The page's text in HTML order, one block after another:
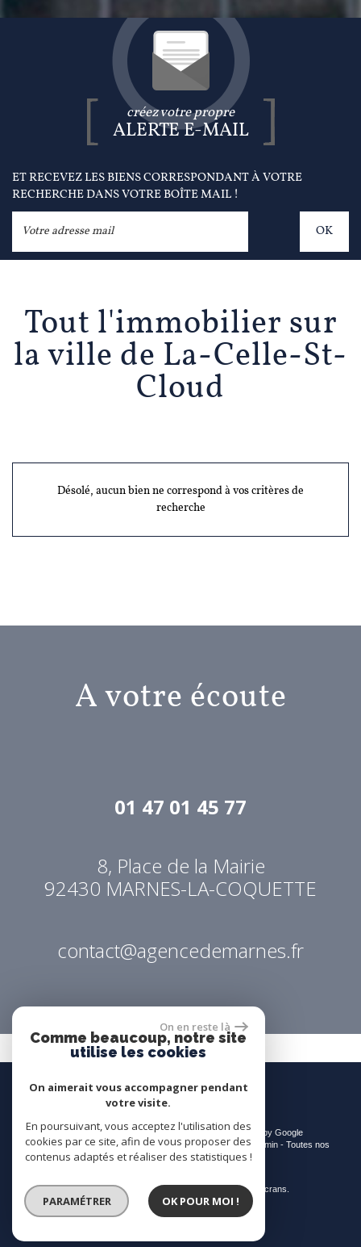
créez votre propre
ALERTE E-MAIL
ET RECEVEZ LES BIENS CORRESPONDANT À VOTRE
RECHERCHE DANS VOTRE BOÎTE MAIL !
OK
Tout l'immobilier sur
la ville de La-Celle-St-
Cloud
Désolé, aucun bien ne correspond à vos critères de
recherche
A votre écoute
01 47 01 45 77
8, Place de la Mairie
92430 MARNES-LA-COQUETTE
contact@agencedemarnes.fr
© 2026 | Tous droits réservés | Traduction powered by Google
Plan du site- Mentions légales- Nos honoraires-Liens- Admin - Toutes nos
annonces-Politique RGPD
un seul site adaptable à tous les types d'écrans.
On en reste là
Comme beaucoup, notre site
utilise les cookies
On aimerait vous accompagner pendant
votre visite.
En poursuivant, vous acceptez l'utilisation des
cookies par ce site, afin de vous proposer des
contenus adaptés et réaliser des statistiques !
PARAMÉTRER OK POUR MOI !